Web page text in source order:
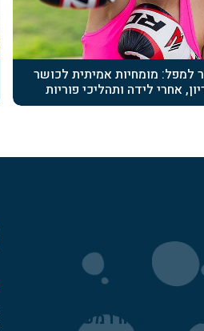
למפל: מומחיות אמיתית לכושר
אחרי לידה ותהליכי פוריות
והישארו מעודכנים